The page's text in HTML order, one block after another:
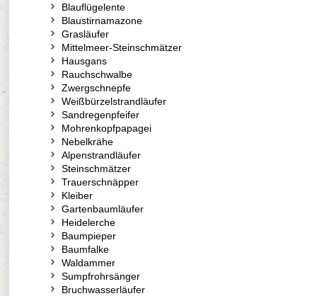
Blauflügelente
Blaustirnamazone
Grasläufer
Mittelmeer-Steinschmätzer
Hausgans
Rauchschwalbe
Zwergschnepfe
Weißbürzelstrandläufer
Sandregenpfeifer
Mohrenkopfpapagei
Nebelkrähe
Alpenstrandläufer
Steinschmätzer
Trauerschnäpper
Kleiber
Gartenbaumläufer
Heidelerche
Baumpieper
Baumfalke
Waldammer
Sumpfrohrsänger
Bruchwasserläufer